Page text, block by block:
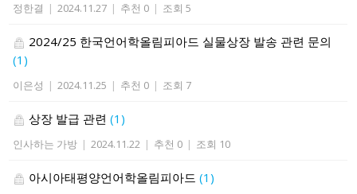
정한결 | 2024.11.27 | 추천 0 | 조회 5
2024/25 한국언어학올림피아드 실물상장 발송 관련 문의
(1)
이은성 | 2024.11.25 | 추천 0 | 조회 7
상장 발급 관련(1)
인사하는 가방 | 2024.11.22 | 추천 0 | 조회 10
아시아태평양언어학올림피아드(1)